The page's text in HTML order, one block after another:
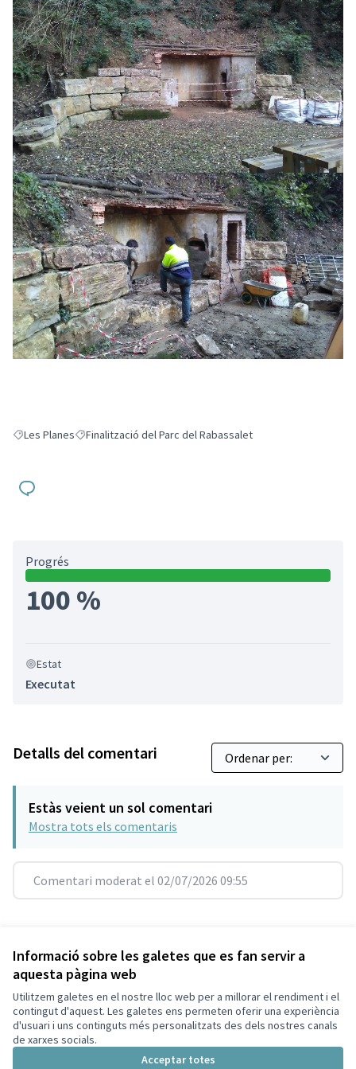
Informació sobre les galetes que es fan servir a
aquesta pàgina web
Utilitzem galetes en el nostre lloc web per a millorar el rendiment i el
contingut d'aquest. Les galetes ens permeten oferir una experiència
d'usuari i uns continguts més personalitzats des dels nostres canals
de xarxes socials.
Acceptar totes
Resultats en filtrar per: Les Planes
Les PlanesResultats en filtrar per: Finalització del Parc del Rabassalet
Finalització del Parc del Rabassalet
Progrés
100 %
Estat
Executat
Detalls del comentari
Estàs veient un sol comentari
Mostra tots els comentaris
Comentari moderat el 02/07/2026 09:55
Versió 7(de 7) veure altres versions
Termes i condicions d'ús
Configuració de les galetes
Decidim Sant Cugat a X
(Enllaç extern)
Decidim Sant Cugat a Facebook
Decidim Sant Cugat a Instagram
Decidim Sant Cugat a GitHub
(Enllaç extern)